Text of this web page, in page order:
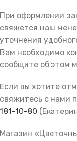
При оформлении
свяжется наш
уточнения
Вам необходимо
сообщите об этом
Если вы хотите
свяжитесь с нами
181-10-80
Магазин